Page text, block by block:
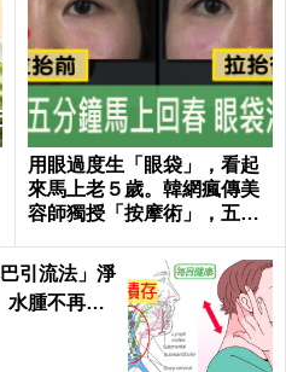
用眼過度生「眼袋」，看起
來馬上老５歲。韓網瘋傳美
容師獨授「按摩術」，五分
引流法」淨
水腫不再來